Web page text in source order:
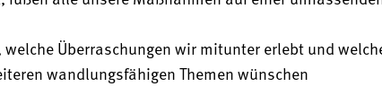
Überraschungen wir mitunter erlebt und
wandlungsfähigen Themen wünschen